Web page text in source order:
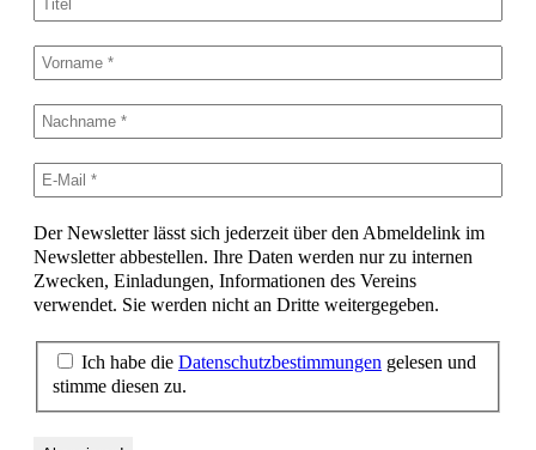
Der Newsletter lässt sich jederzeit über den Abmeldelink im
Newsletter abbestellen. Ihre Daten werden nur zu internen
Zwecken, Einladungen, Informationen des Vereins
verwendet. Sie werden nicht an Dritte weitergegeben.
Ich habe die Datenschutzbestimmungen gelesen und
stimme diesen zu.